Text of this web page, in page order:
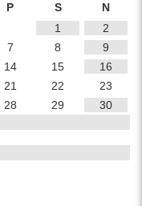
P S
N
1
2
7 8
9
14 15
16
21 22
23
28 29
30